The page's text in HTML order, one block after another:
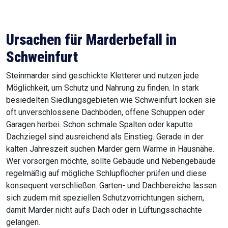
Ursachen für Marderbefall in
Schweinfurt
Steinmarder sind geschickte Kletterer und nutzen jede
Möglichkeit, um Schutz und Nahrung zu finden. In stark
besiedelten Siedlungsgebieten wie Schweinfurt locken sie
oft unverschlossene Dachböden, offene Schuppen oder
Garagen herbei. Schon schmale Spalten oder kaputte
Dachziegel sind ausreichend als Einstieg. Gerade in der
kalten Jahreszeit suchen Marder gern Wärme in Hausnähe.
Wer vorsorgen möchte, sollte Gebäude und Nebengebäude
regelmäßig auf mögliche Schlupflöcher prüfen und diese
konsequent verschließen. Garten- und Dachbereiche lassen
sich zudem mit speziellen Schutzvorrichtungen sichern,
damit Marder nicht aufs Dach oder in Lüftungsschächte
gelangen.